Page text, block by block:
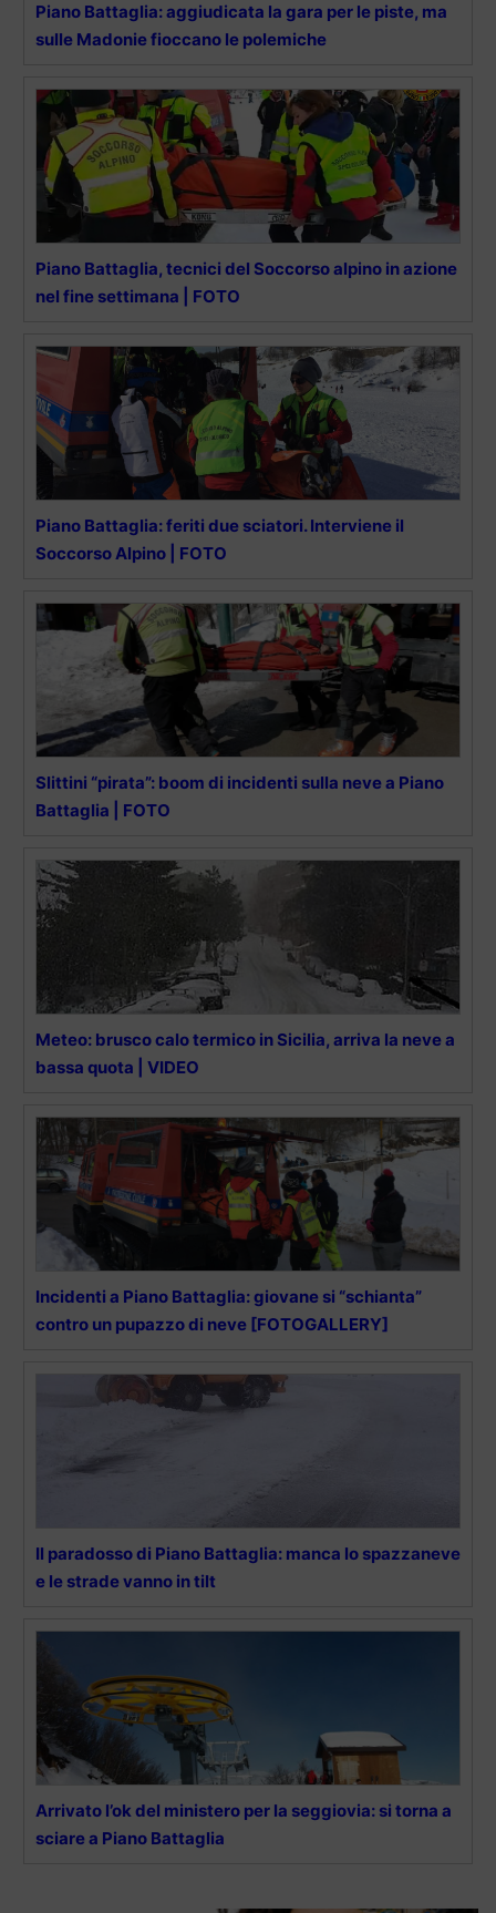
Piano Battaglia: aggiudicata la gara per le piste, ma
sulle Madonie fioccano le polemiche
Piano Battaglia, tecnici del Soccorso alpino in azione
nel fine settimana | FOTO
Piano Battaglia: feriti due sciatori. Interviene il
Soccorso Alpino | FOTO
Slittini “pirata”: boom di incidenti sulla neve a Piano
Battaglia | FOTO
Meteo: brusco calo termico in Sicilia, arriva la neve a
bassa quota | VIDEO
Incidenti a Piano Battaglia: giovane si “schianta”
contro un pupazzo di neve [FOTOGALLERY]
Il paradosso di Piano Battaglia: manca lo spazzaneve
e le strade vanno in tilt
Arrivato l’ok del ministero per la seggiovia: si torna a
sciare a Piano Battaglia